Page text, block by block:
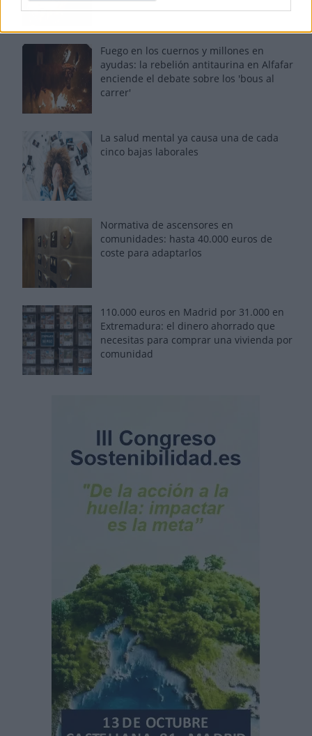
Fuego en los cuernos y millones en
ayudas: la rebelión antitaurina en Alfafar
enciende el debate sobre los 'bous al
carrer'
La salud mental ya causa una de cada
cinco bajas laborales
Normativa de ascensores en
comunidades: hasta 40.000 euros de
coste para adaptarlos
110.000 euros en Madrid por 31.000 en
Extremadura: el dinero ahorrado que
necesitas para comprar una vivienda por
comunidad